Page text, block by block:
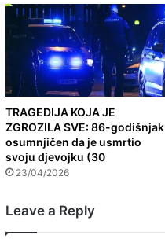
TRAGEDIJA KOJA JE
ZGROZILA SVE: 86-godišnjak
osumnjičen da je usmrtio
svoju djevojku (30
23/04/2026
Leave a Reply